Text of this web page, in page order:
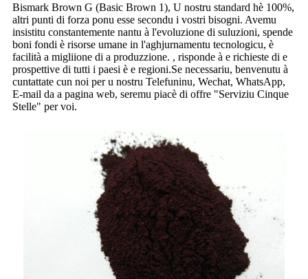
Bismark Brown G (Basic Brown 1), U nostru standard hè 100%,
altri punti di forza ponu esse secondu i vostri bisogni. Avemu
insistitu constantemente nantu à l'evoluzione di suluzioni, spende
boni fondi è risorse umane in l'aghjurnamentu tecnologicu, è
facilità a migliione di a produzzione. , risponde à e richieste di e
prospettive di tutti i paesi è e regioni.Se necessariu, benvenutu à
cuntattate cun noi per u nostru Telefuninu, Wechat, WhatsApp,
E-mail da a pagina web, seremu piacè di offre "Serviziu Cinque
Stelle" per voi.